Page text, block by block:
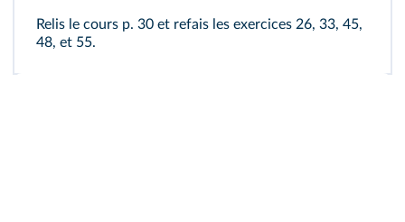
Relis le cours p. 30 et refais les exercices 26, 33, 45,
48, et 55.